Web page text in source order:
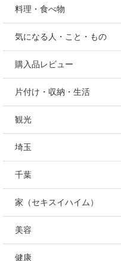
料理・食べ物
気になる人・こと・もの
購入品レビュー
片付け・収納・生活
観光
埼玉
千葉
家（セキスイハイム）
美容
健康